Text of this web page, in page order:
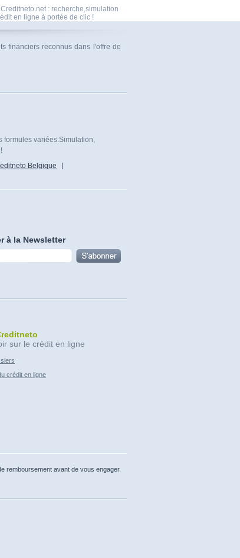
: recherche,simulation
en ligne à portée de clic !
financiers reconnus dans l'offre de
formules variées.Simulation,
Belgique
à la Newsletter
sur le crédit en ligne
crédit en ligne
remboursement avant de vous engager.